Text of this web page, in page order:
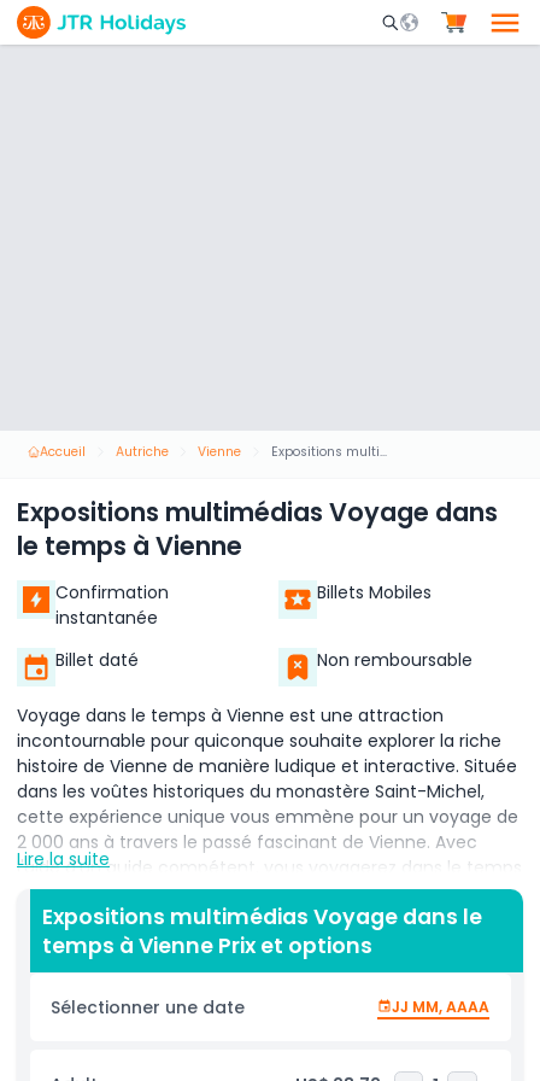
Mobile Search
Accueil Autriche Vienne Expositions multimédias Voyage dans le temps à Vienne
Expositions multimédias Voyage dans
le temps à Vienne
Confirmation
instantanée
Billets Mobiles
Billet daté Non remboursable
Voyage dans le temps à Vienne est une attraction
incontournable pour quiconque souhaite explorer la riche
histoire de Vienne de manière ludique et interactive. Située
dans les voûtes historiques du monastère Saint-Michel,
cette expérience unique vous emmène pour un voyage de
2 000 ans à travers le passé fascinant de Vienne. Avec
l'aide d'un guide compétent, vous voyagerez dans le temps
en utilisant des technologies modernes passionnantes
telles que le cinéma 5D, la réalité virtuelle, des figures de
cire animatroniques, des effets spéciaux et des spectacles
multimédias. Chaque partie de la visite est conçue pour
faire revivre l'histoire d'une façon à la fois amusante et
facile à comprendre. Vous explorerez des moments clés de
l'époque impériale et aux événements de la Seconde
Lire la suite
Expositions multimédias Voyage dans le
temps à Vienne Prix et options
Sélectionner une date JJ MM, AAAA